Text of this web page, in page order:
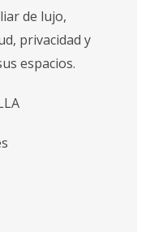
de lujo,
privacidad y
espacios.